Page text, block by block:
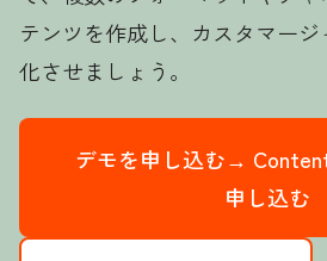
テンツを作成し、カスタマー
化させましょう。
デモを申し込む→
申し込む